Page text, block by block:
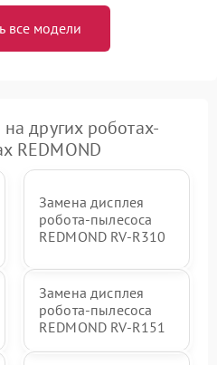
все модели
других роботах-
REDMOND
Замена дисплея
робота-пылесоса
REDMOND RV-R310
Замена дисплея
робота-пылесоса
REDMOND RV-R151